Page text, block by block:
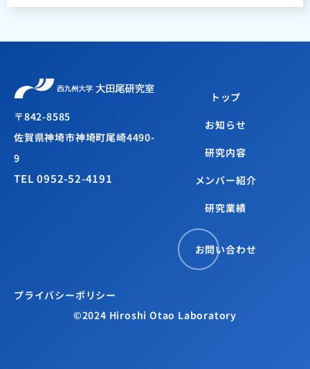
〒842-8585
佐賀県神埼市神埼町尾崎4490-
9
TEL 0952-52-4191
トップ
お知らせ
研究内容
メンバー紹介
研究業績
お問い合わせ
プライバシーポリシー
©2024 Hiroshi Otao Laboratory